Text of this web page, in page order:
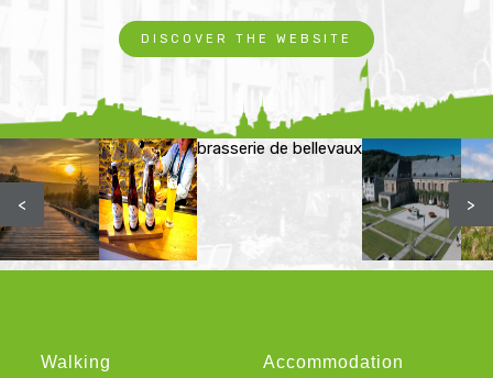
DISCOVER THE WEBSITE
brasserie de bellevaux
< >
Walking Accommodation